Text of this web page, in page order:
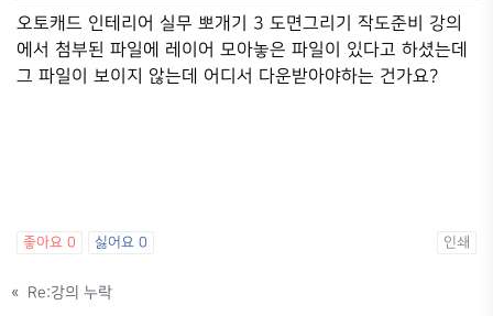
오토캐드 인테리어 실무 뽀개기 3 도면그리기 작도준비 강의
에서 첨부된 파일에 레이어 모아놓은 파일이 있다고 하셨는데
그 파일이 보이지 않는데 어디서 다운받아야하는 건가요?
좋아요 0 싫어요 0 인쇄
« Re:강의 누락